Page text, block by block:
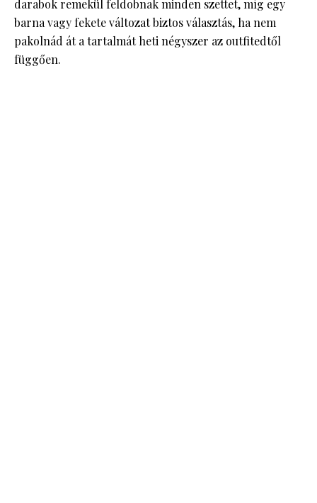
darabok remekül feldobnak minden szettet, míg egy
barna vagy fekete változat biztos választás, ha nem
pakolnád át a tartalmát heti négyszer az outfitedtől
függően.